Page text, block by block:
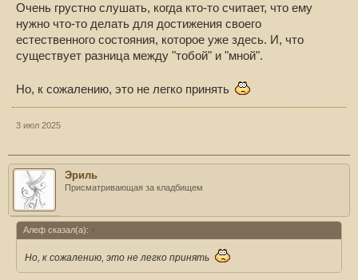
Очень грустно слушать, когда кто-то считает, что ему
нужно что-то делать для достижения своего
естественного состояния, которое уже здесь. И, что
существует разница между "тобой" и "мной".
Но, к сожалению, это не легко принять
3 июл 2025
Эриль
Присматривающая за кладбищем
Алеф сказал(а): ↑
Но, к сожалению, это не легко принять